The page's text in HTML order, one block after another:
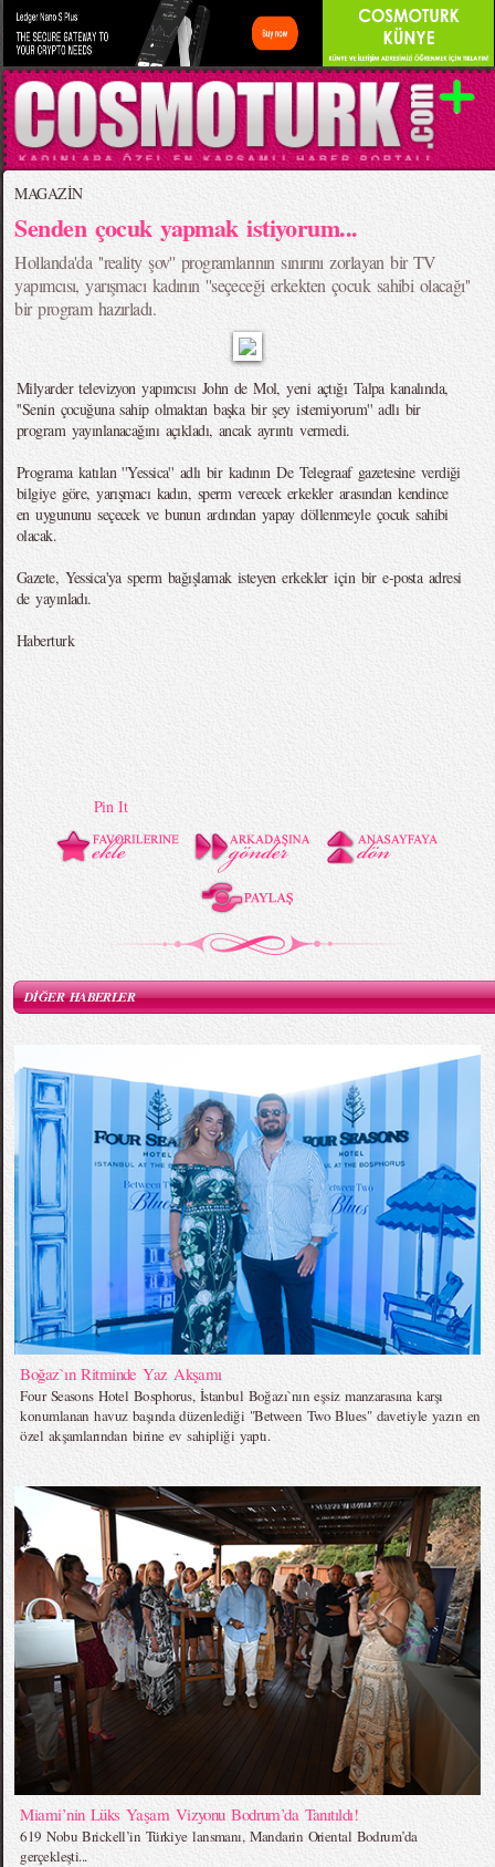
MAGAZİN
Senden çocuk yapmak istiyorum...
Hollanda'da ''reality şov'' programlarının sınırını zorlayan bir TV
yapımcısı, yarışmacı kadının ''seçeceği erkekten çocuk sahibi olacağı''
bir program hazırladı.
Milyarder televizyon yapımcısı John de Mol, yeni açtığı Talpa kanalında,
''Senin çocuğuna sahip olmaktan başka bir şey istemiyorum'' adlı bir
program yayınlanacağını açıkladı, ancak ayrıntı vermedi.
Programa katılan ''Yessica'' adlı bir kadının De Telegraaf gazetesine verdiği
bilgiye göre, yarışmacı kadın, sperm verecek erkekler arasından kendince
en uygununu seçecek ve bunun ardından yapay döllenmeyle çocuk sahibi
olacak.
Gazete, Yessica'ya sperm bağışlamak isteyen erkekler için bir e-posta adresi
de yayınladı.
Haberturk
Pin It
DİĞER HABERLER
Boğaz`ın Ritminde Yaz Akşamı
Four Seasons Hotel Bosphorus, İstanbul Boğazı`nın eşsiz manzarasına karşı
konumlanan havuz başında düzenlediği "Between Two Blues" davetiyle yazın en
özel akşamlarından birine ev sahipliği yaptı.
Miami’nin Lüks Yaşam Vizyonu Bodrum’da Tanıtıldı!
619 Nobu Brickell’in Türkiye lansmanı, Mandarin Oriental Bodrum’da
gerçekleşti...